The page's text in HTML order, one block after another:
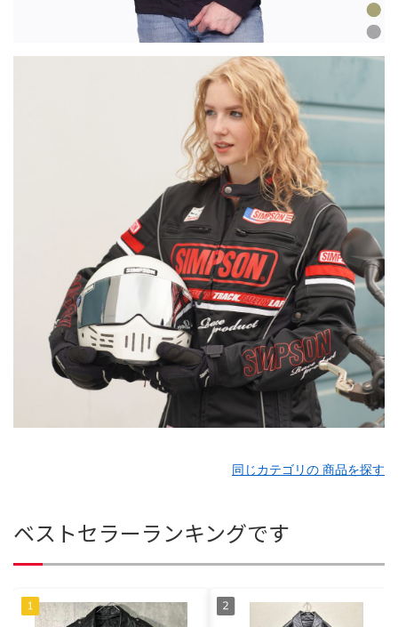
同じカテゴリの 商品を探す
ベストセラーランキングです